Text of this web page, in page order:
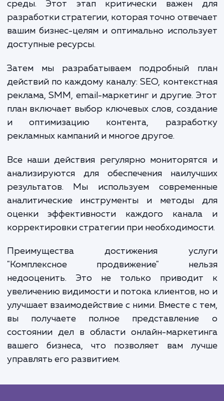
Наши работы по комплексному
начинаются с глубокого анализа
бизнеса, целевой аудитории и
среды. Этот этап критически важен
разработки стратегии, которая точно
доступные ресурсы.
Затем мы разрабатываем подробный
действий по каждому каналу: SEO,
реклама, SMM, email-маркетинг и другие.
план включает выбор ключевых слов,
и оптимизацию контента,
рекламных кампаний и многое другое.
Все наши действия регулярно
анализируются для обеспечения
результатов. Мы используем
аналитические инструменты и методы
оценки эффективности каждого
корректировки стратегии при